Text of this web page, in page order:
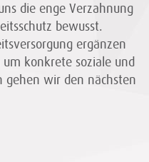
die enge Verzahnung
bewusst.
ergänzen
konkrete soziale und
gehen wir den nächsten